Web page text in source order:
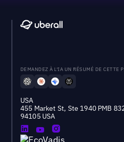
DEMANDEZ À L'IA UN RÉSUMÉ DE CETTE
USA
455 Market St, Ste 1940 PMB
94105 USA